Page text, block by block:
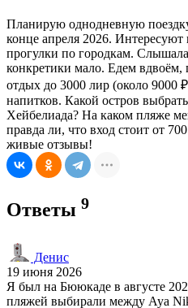
Планирую однодневную
конце апреля 2026.
прогулки по городкам.
конкретики мало. Едем
отдых до 3000 лир (около 9000
напитков. Какой остров
Хейбелиада? На каком пляже
правда ли, что вход стоит от
живые отзывы!
Ответы 9
Денис
19 июня 2026
Я был на Бююкаде в августе
пляжей выбирали между Aya